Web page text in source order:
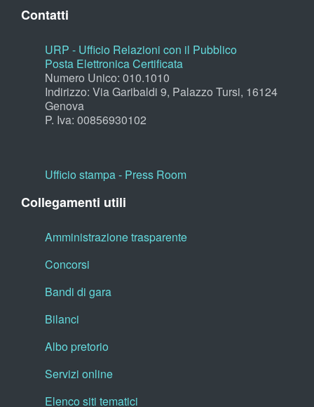
Contatti
URP - Ufficio Relazioni con il Pubblico
Posta Elettronica Certificata
Numero Unico: 010.1010
Indirizzo: Via Garibaldi 9, Palazzo Tursi, 16124
Genova
P. Iva: 00856930102
Ufficio stampa - Press Room
Collegamenti utili
Amministrazione trasparente
Concorsi
Bandi di gara
Bilanci
Albo pretorio
Servizi online
Elenco siti tematici